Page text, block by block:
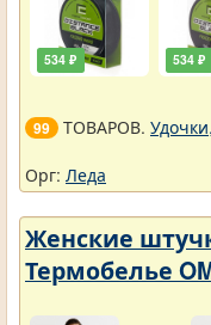
534 ₽ 534 ₽
99 ТОВАРОВ.
Орг: Леда
Женские
Термобелье